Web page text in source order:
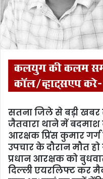
i
सतना जिले से बड़ी खबर
जैतवारा थाने में बदमाश
आरक्षक प्रिंस कुमार
उपचार के दौरान मौत
प्रधान आरक्षक को
दिल्ली एयरलिफ्ट कर